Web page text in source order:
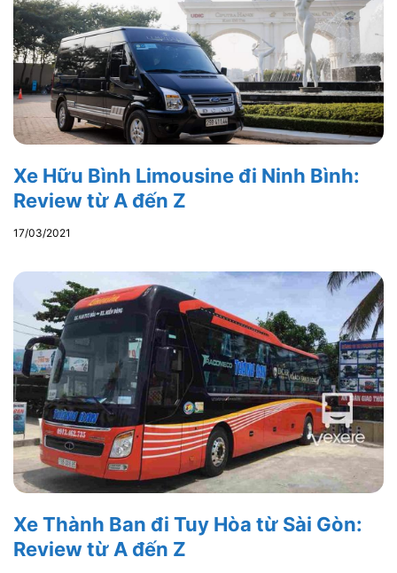
Xe Hữu Bình Limousine đi Ninh Bình:
Review từ A đến Z
17/03/2021
Xe Thành Ban đi Tuy Hòa từ Sài Gòn:
Review từ A đến Z